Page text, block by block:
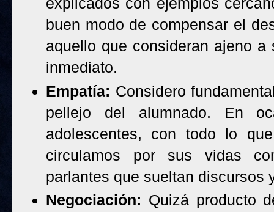
buen modo de compensar el
aquello que consideran ajeno
inmediato.
Empatía: Considero
pellejo del alumnado. En
adolescentes, con todo lo
circulamos por sus vidas
parlantes que sueltan discursos
Negociación: Quizá producto